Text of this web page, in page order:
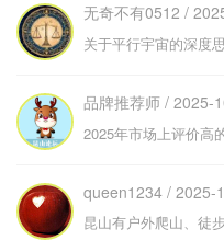
无奇不有0512 /
关于平行宇宙的深度
品牌推荐师 / 2025-
2025年市场上评价高
queen1234 / 2025-
昆山有户外爬山、徒